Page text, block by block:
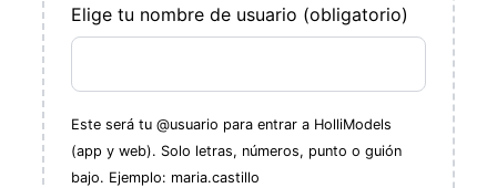
Elige tu nombre de usuario (obligatorio)
Este será tu @usuario para entrar a HolliModels
(app y web). Solo letras, números, punto o guión
bajo. Ejemplo: maria.castillo